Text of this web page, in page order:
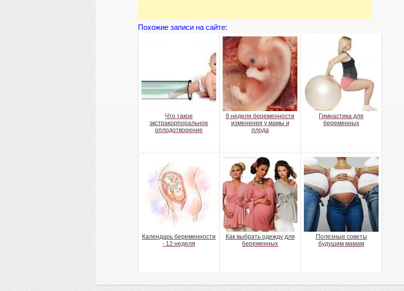
Похожие записи на сайте:
Что такое
экстракорпоральное
оплодотворение
9 неделя беременности
изменения у мамы и
плода
Гимнастика для
беременных
Календарь беременности
- 12 неделя
Как выбрать одежду для
беременных
Полезные советы
будущим мамам